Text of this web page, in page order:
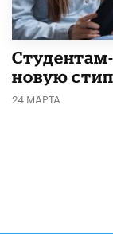
новую
24 МАРТА